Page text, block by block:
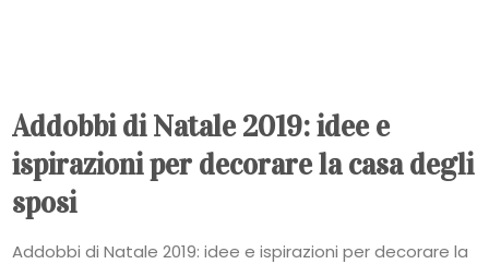
Addobbi di Natale 2019: idee e
ispirazioni per decorare la casa degli
sposi
Addobbi di Natale 2019: idee e ispirazioni per decorare la